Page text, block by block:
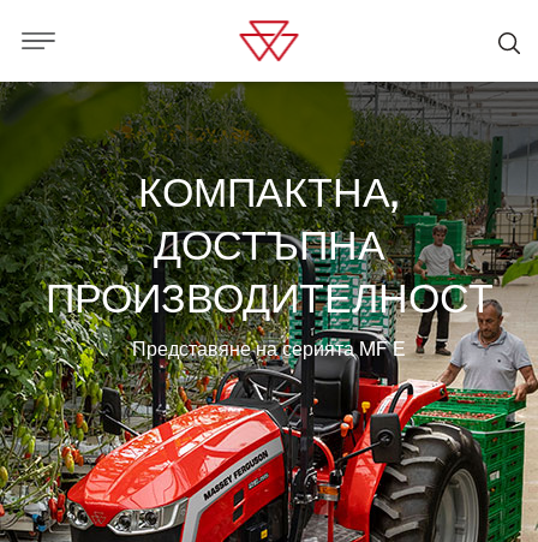
КОМПАКТНА,
ДОСТЪПНА
ПРОИЗВОДИТЕЛНОСТ
Представяне на серията MF E